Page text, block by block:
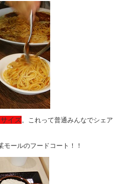
イズ。これって普通みんなでシェア
ールのフードコート！！